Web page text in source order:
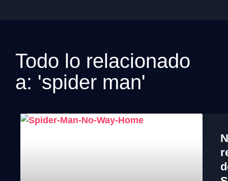
Todo lo relacionado
a: 'spider man'